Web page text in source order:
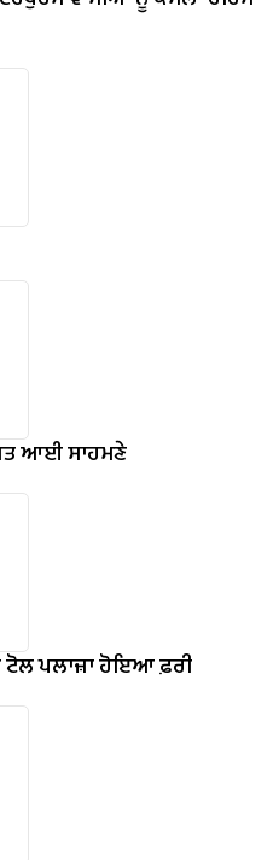
ਆਈ ਸਾਹਮਣੇ
ਟੋਲ ਪਲਾਜ਼ਾ ਹੋਇਆ ਫ਼ਰੀ